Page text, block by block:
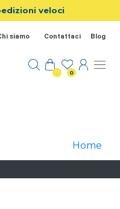
veloci
siamo Contattaci Blog
0
Home